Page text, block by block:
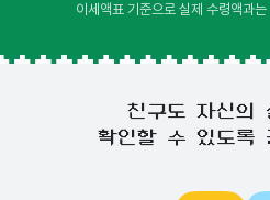
이세액표 기준으로 실제 수령액과
친구도 자신의
확인할 수 있도록